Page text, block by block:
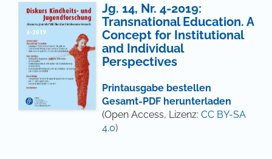
Jg. 14, Nr. 4-2019:
Transnational Education. A
Concept for Institutional
and Individual
Perspectives
Printausgabe bestellen
Gesamt-PDF herunterladen
(Open Access, Lizenz: CC BY-SA
4.0)